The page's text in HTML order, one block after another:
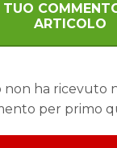
ARTICOLO
non ha ricevuto
per primo